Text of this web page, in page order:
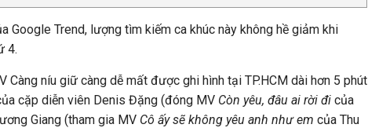
Google Trend, lượng tìm kiếm ca khúc này không hề giảm khi
4.
Càng níu giữ càng dễ mất được ghi hình tại TP.HCM dài hơn 5 phút
cặp diễn viên Denis Đặng (đóng MV Còn yêu, đâu ai rời đi của
Giang (tham gia MV Cô ấy sẽ không yêu anh như em của Thu